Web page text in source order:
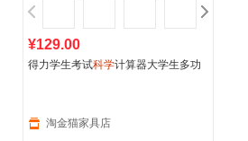
¥129.00
得力学生考试科学计算器大学生多功
显示淘金猫家具店